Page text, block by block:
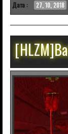
Дата : 27, 10, 2018